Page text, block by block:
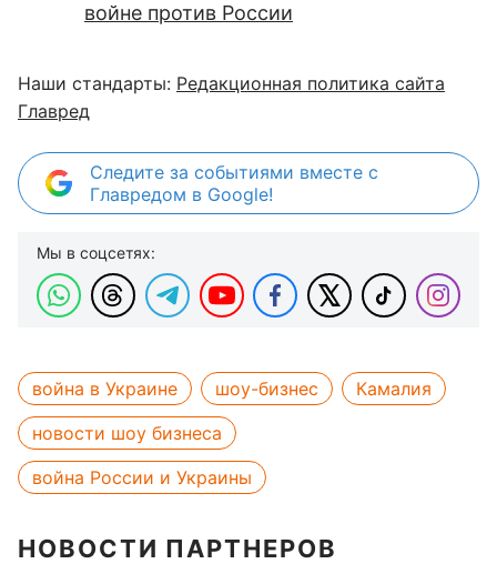
войне против России
Наши стандарты: Редакционная политика сайта
Главред
Следите за событиями вместе с
Главредом в Google!
Мы в соцсетях:
война в Украине шоу-бизнес
Камалия
новости шоу бизнеса
война России и Украины
НОВОСТИ ПАРТНЕРОВ